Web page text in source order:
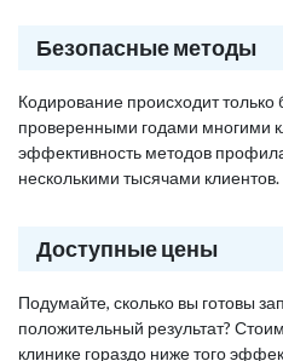
Безопасные методы
Кодирование происходит
проверенными годами многими
эффективность методов
несколькими тысячами клиентов.
Доступные цены
Подумайте, сколько вы готовы
положительный результат?
клинике гораздо ниже того